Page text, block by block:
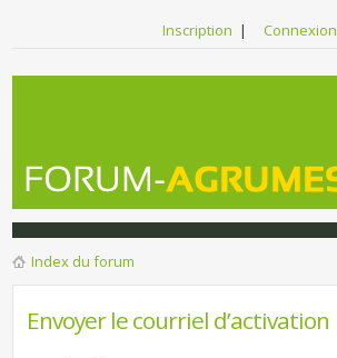
Inscription | Connexion
Index du forum
Envoyer le courriel d’activation